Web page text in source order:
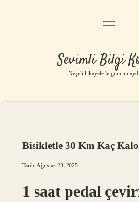
Anasayfa
Yasal Uyarı
menüyü
Sevimli Bilgi
Neşeli hikayelerle gününü
Bisikletle 30 Km Kaç
Tarih: Ağustos 23, 2025
1 saat pedal